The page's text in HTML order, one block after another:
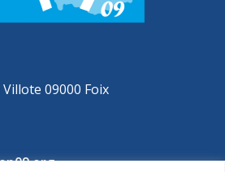
09000 Foix